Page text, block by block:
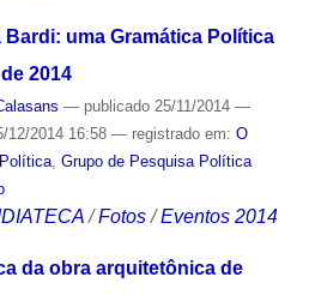
Bardi: uma Gramática Política
2014
— publicado25/11/2014 —
12/2014 16:58 — registrado em: O
Política, Grupo de Pesquisa Política
/Fotos /Eventos 2014
da obra arquitetônica de